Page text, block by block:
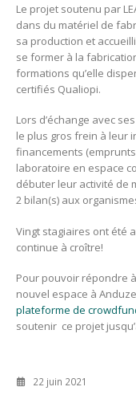
Le projet soutenu par
dans du matériel de
sa production et
se former à la
formations qu’elle
certifiés Qualiopi.
Lors d’échange avec
le plus gros frein à leur
financements
laboratoire en espace
débuter leur activité de
2 bilan(s) aux
Vingt stagiaires ont été
continue à croître!
Pour pouvoir répondre
nouvel espace à
plateforme de
soutenir ce projet
22 juin 2021